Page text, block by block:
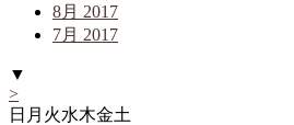
8月 2017
7月 2017
▼
>
日 月 火水木金土